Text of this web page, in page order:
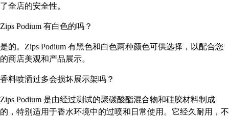
了全店的安全性。
Zips Podium 有白色的吗？
是的。Zips Podium 有黑色和白色两种颜色可供选择，以配合您
的商店美观和产品展示。
香料喷洒过多会损坏展示架吗？
Zips Podium 是由经过测试的聚碳酸酯混合物和硅胶材料制成
的，特别适用于香水环境中的过喷和日常使用。它经久耐用，不